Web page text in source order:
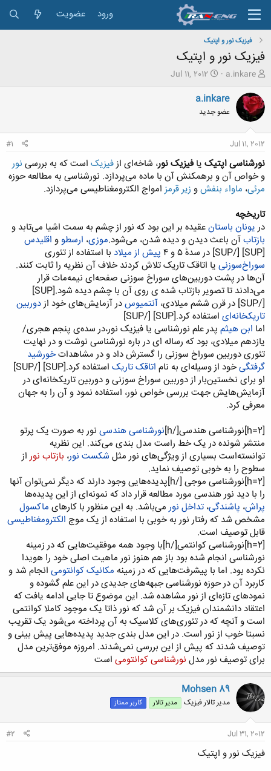
ورود عضویت
فیزیک نور و اپتیک
فیزیک نور و اپتیک
ش
و
ع
ک
ه
م
و
ض
ع
a.inkare
ت
ر
خ
ع
Jul 11, 2012
a.inkare
عضو جدید
Jul 11, 2012
#1
نورشناسیاپتیک یا فیزیک نور، شاخه‌ای ازفیزیک است که به بررسی نور
و خواص آن و برهمکنش آن با ماده می‌پردازد. نورشناسی به مطالعه حوزه
مرئی، ماواء بنفشو زیر قرمز امواج الکترومغناطیسی می‌پردازد.
تاریخچه
در یونان باستانعقیده بر این بود که نور از چشم به سمت اشیا می‌تابد و
بازتابآن باعث دیدن و دیده شدن، می‌شود.موزی، ارسطو و اقلیدس
[SUP]
[/SUP] در سدهٔ ۵ و ۴ پیش از میلاد با استفاده از تئوری
سوراخ‌سوزنی یا اتاقک تاریک تلاش کردند خلاف آن نظریه را ثابت کنند.
آن‌ها در پشت دوربین‌های سوراخ سوزنی صفحه‌ای نیمه‌مات قرار
می‌دادند تا تصویر بازتاب‌ شده ی روی آن با چشم دیده شود.[SUP]
[/SUP] در قرن ششم میلادی،
آنتمیوسدر آزمایش‌های خود ازدوربین
تاریکخانه‌ای استفاده کرد.[SUP]
[/SUP]
اما ابن هیثم پدر علم نورشناسی یا فیزیک نور،در سده‌ی پنجم هجری/
یازدهم میلادی، بود که رساله ای در باره نورشناسی نوشت و در نهایت
تئوری دوربین سوراخ سوزنی را گسترش داد و در مشاهداتخورشید
گرفتگیخود از وسیله‌ای به نام اتاقک تاریک استفاده کرد.[SUP]
[/SUP]
او برای نخستین‌بار از دوربین سوراخ سوزنی و دوربین تاریکخانه‌ای در
آزمایش‌هایش جهت بررسی خواص نور، استفاده نمود و آن را به جهان
معرفی کرد.
[h=2]نورشناسی هندسی[/h]
نورشناسی هندسی نور به صورت یک پرتو
منتشر شونده در یک خط راست مدل بندی می‌کند. این نظریه
توانسته‌است بسیاری از ویژگی‌های نور مثل شکست نور، بازتاب نور از
سطوح را به خوبی توصیف نماید.
[h=2]نورشناسی موجی [/h]پدیده‌هایی وجود دارند که دیگر نمی‌توان آنها
را با دید نور هندسی مورد مطالعه قرار داد که نمونه‌ای از این پدیده‌ها
پراش، پاشندگی، تداخل نور می‌باشد. به این منظور با کارهای ماکسول
مشخص شد که رفتار نور به خوبی با استفاده از یک موج الکترومغناطیسی
قابل توصیف است.
[h=2]نورشناسی کوانتمی[/h]با وجود همه موفقیت‌هایی که در زمینه
نورشناسی انجام شده بود باز هم هنوز نور ماهیت اصلی خود را هویدا
نکرده بود. اما با پیشرفت‌هایی که در زمینه مکانیک کوانتومی انجام شد و
کاربرد آن در حوزه نورشناسی جبهه‌های جدیدی در این علم گشوده و
نمودهای تازه‌ای از نور مشاهده شد. این موضوع تا جایی ادامه یافت که
اعتقاد دانشمندان فیزیک بر آن شد که نور ذاتا یک موجود کاملا کوانتمی
است و آنچه که در تئوری‌های کلاسیک به آن پرداخته می‌شود یک تقریب
نسبتا خوب از نور است. در این مدل بندی جدید پدیده‌هایی پیش بینی و
توصیف شدند که پیش از این بررسی نمی‌شدند. امروزه موفق‌ترین مدل
برای توصیف نور مدل نورشناسی کوانتومی است
Mohsen 89
مدیر تالار فیزیک مدیر تالار کاربر ممتاز
Jul 31, 2012
#2
فیزیک نور و اپتیک